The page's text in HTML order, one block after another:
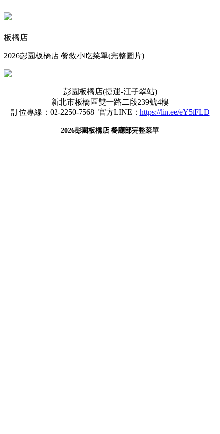
板橋店
2026彭園板橋店 餐敘小吃菜單(完整圖片)
彭園板橋店(捷運-江子翠站)
新北市板橋區雙十路二段239號4樓
訂位專線：02-2250-7568 官方LINE： https://lin.ee/eY5tFLD
2026彭園板橋店 餐廳部完整菜單